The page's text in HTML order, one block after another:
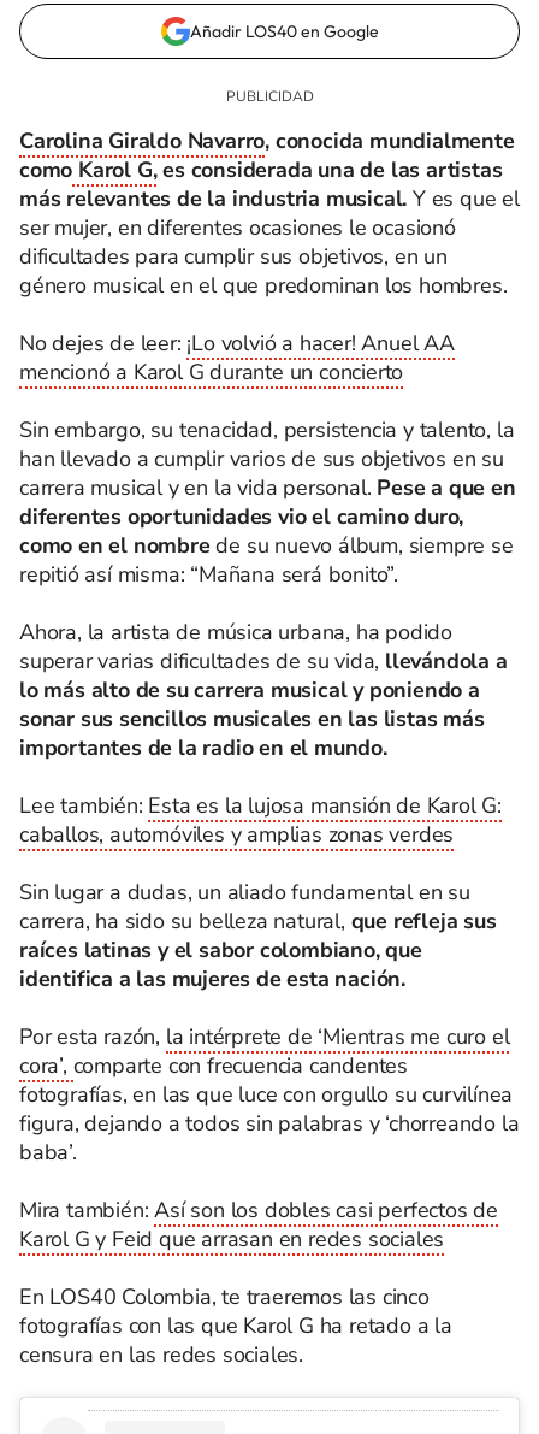
Añadir LOS40 en Google
Carolina Giraldo Navarro, conocida mundialmente
como Karol G,es considerada una de las artistas
más relevantes de la industria musical. Y es que el
ser mujer, en diferentes ocasiones le ocasionó
dificultades para cumplir sus objetivos, en un
género musical en el que predominan los hombres.
No dejes de leer: ¡Lo volvió a hacer! Anuel AA
mencionó a Karol G durante un concierto
Sin embargo, su tenacidad, persistencia y talento, la
han llevado a cumplir varios de sus objetivos en su
carrera musical y en la vida personal. Pese a que en
diferentes oportunidades vio el camino duro,
como en el nombrede su nuevo álbum, siempre se
repitió así misma: “Mañana será bonito”.
Ahora, la artista de música urbana, ha podido
superar varias dificultades de su vida, llevándola a
lo más alto de su carrera musical y poniendo a
sonar sus sencillos musicales en las listas más
importantes de la radio en el mundo.
Lee también: Esta es la lujosa mansión de Karol G:
caballos, automóviles y amplias zonas verdes
Sin lugar a dudas, un aliado fundamental en su
carrera, ha sido su belleza natural, que refleja sus
raíces latinas y el sabor colombiano, que
identifica a las mujeres de esta nación.
Por esta razón, la intérprete de ‘Mientras me curo el
cora’, comparte con frecuencia candentes
fotografías, en las que luce con orgullo su curvilínea
figura, dejando a todos sin palabras y ‘chorreando la
baba’.
Mira también:Así son los dobles casi perfectos de
Karol G y Feid que arrasan en redes sociales
En LOS40 Colombia, te traeremos las cinco
fotografías con las que Karol G ha retado a la
censura en las redes sociales.